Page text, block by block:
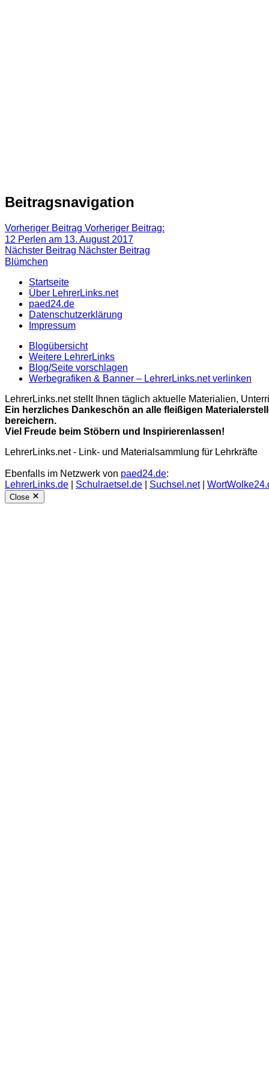
Beitragsnavigation
Vorheriger Beitrag Vorheriger Beitrag:
12 Perlen am 13. August 2017
Nächster Beitrag Nächster Beitrag
Blümchen
Startseite
Über LehrerLinks.net
paed24.de
Datenschutzerklärung
Impressum
Blogübersicht
Weitere LehrerLinks
Blog/Seite vorschlagen
Werbegrafiken & Banner – LehrerLinks.net verlinken
LehrerLinks.net stellt Ihnen täglich aktuelle Materialien,
Ein herzliches Dankeschön an alle fleißigen
bereichern.
Viel Freude beim Stöbern und Inspirierenlassen!
LehrerLinks.net - Link- und Materialsammlung für Lehrkräfte
Ebenfalls im Netzwerk von paed24.de:
LehrerLinks.de
Schulraetsel.de Suchsel.net|
Close